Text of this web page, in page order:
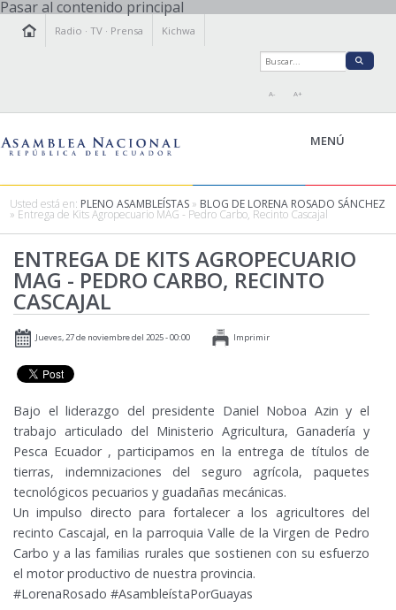
Pasar al contenido principal
Radio ·TV · Prensa Kichwa
A- A+
MENÚ
LEGISLAMOS
FISCALIZAMOS
TRANSPARENCIA
PRENSA
PARTICIPACIÓN
RELACIONES INTERNACIONALES
Usted está en: PLENO ASAMBLEÍSTAS » BLOG DE LORENA ROSADO SÁNCHEZ
» Entrega de Kits Agropecuario MAG - Pedro Carbo, Recinto Cascajal
ENTREGA DE KITS AGROPECUARIO
MAG - PEDRO CARBO, RECINTO
CASCAJAL
Jueves, 27 de noviembre del 2025 - 00:00 Imprimir
Bajo el liderazgo del presidente Daniel Noboa Azin y el
trabajo articulado del Ministerio Agricultura, Ganadería y
Pesca Ecuador , participamos en la entrega de títulos de
tierras, indemnizaciones del seguro agrícola, paquetes
tecnológicos pecuarios y guadañas mecánicas.
Un impulso directo para fortalecer a los agricultores del
recinto Cascajal, en la parroquia Valle de la Virgen de Pedro
Carbo y a las familias rurales que sostienen con su esfuerzo
el motor productivo de nuestra provincia.
#LorenaRosado #AsambleístaPorGuayas